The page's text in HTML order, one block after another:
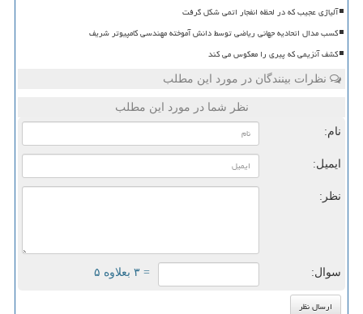
آلیاژی عجیب که در لحظه انفجار اتمی شکل گرفت
کسب مدال اتحادیه جهانی ریاضی توسط دانش آموخته مهندسی کامپیوتر شریف
کشف آنزیمی که پیری را معکوس می کند
نظرات بینندگان در مورد این مطلب
نظر شما در مورد این مطلب
نام:
ایمیل:
نظر:
سوال: = ۳ بعلاوه ۵